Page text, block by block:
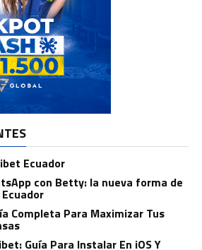
Ecuador
con Betty: la nueva forma de
Completa Para Maximizar Tus
Guía Para Instalar En iOS Y